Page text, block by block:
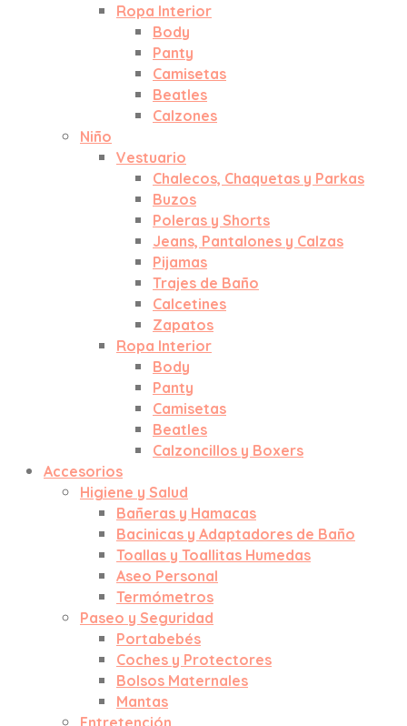
Ropa Interior
Body
Panty
Camisetas
Beatles
Calzones
Niño
Vestuario
Chalecos, Chaquetas y Parkas
Buzos
Poleras y Shorts
Jeans, Pantalones y Calzas
Pijamas
Trajes de Baño
Calcetines
Zapatos
Ropa Interior
Body
Panty
Camisetas
Beatles
Calzoncillos y Boxers
Accesorios
Higiene y Salud
Bañeras y Hamacas
Bacinicas y Adaptadores de Baño
Toallas y Toallitas Humedas
Aseo Personal
Termómetros
Paseo y Seguridad
Portabebés
Coches y Protectores
Bolsos Maternales
Mantas
Entretención